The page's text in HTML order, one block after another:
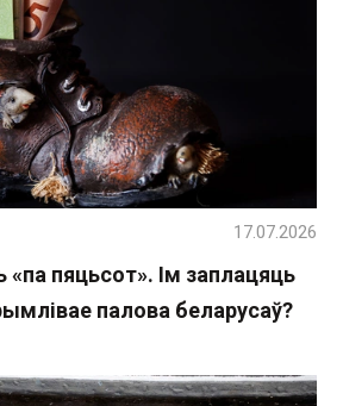
«па пяцьсот». Ім заплацяць
палова беларусаў?
17.07.2026